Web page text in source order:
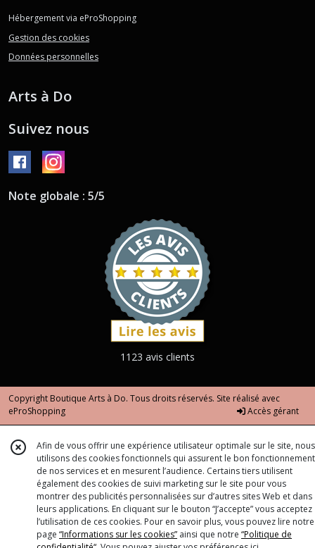
Hébergement via eProShopping
Gestion des cookies
Données personnelles
Arts à Do
Suivez nous
Note globale : 5/5
1123 avis clients
Copyright Boutique Arts à Do. Tous droits réservés. Site réalisé avec
eProShopping
Accès gérant
Afin de vous offrir une expérience utilisateur optimale sur le site, nous
utilisons des cookies fonctionnels qui assurent le bon fonctionnement
de nos services et en mesurent l’audience. Certains tiers utilisent
également des cookies de suivi marketing sur le site pour vous
montrer des publicités personnalisées sur d’autres sites Web et dans
leurs applications. En cliquant sur le bouton “J’accepte” vous acceptez
l’utilisation de ces cookies. Pour en savoir plus, vous pouvez lire notre
page “Informations sur les cookies” ainsi que notre “Politique de